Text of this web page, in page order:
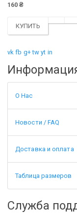
160 ₴
КУПИТЬ
vk fb g+ tw yt in
О Нас
Новости / FAQ
Доставка и оплата
Таблица размеров
Служба